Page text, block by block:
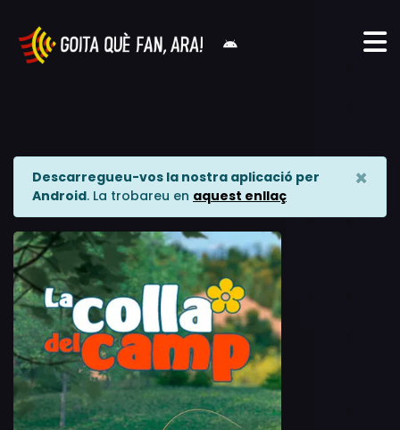
Descarregueu-vos la nostra aplicació per
Android. La trobareu en aquest enllaç
×